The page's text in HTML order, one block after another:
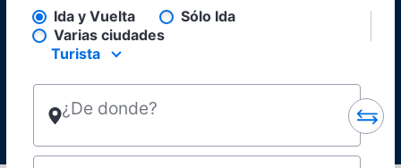
Pick your flight type
Ida y Vuelta
Sólo Ida
Varias ciudades
Select your preferred seating class.
Turista
¿De donde?